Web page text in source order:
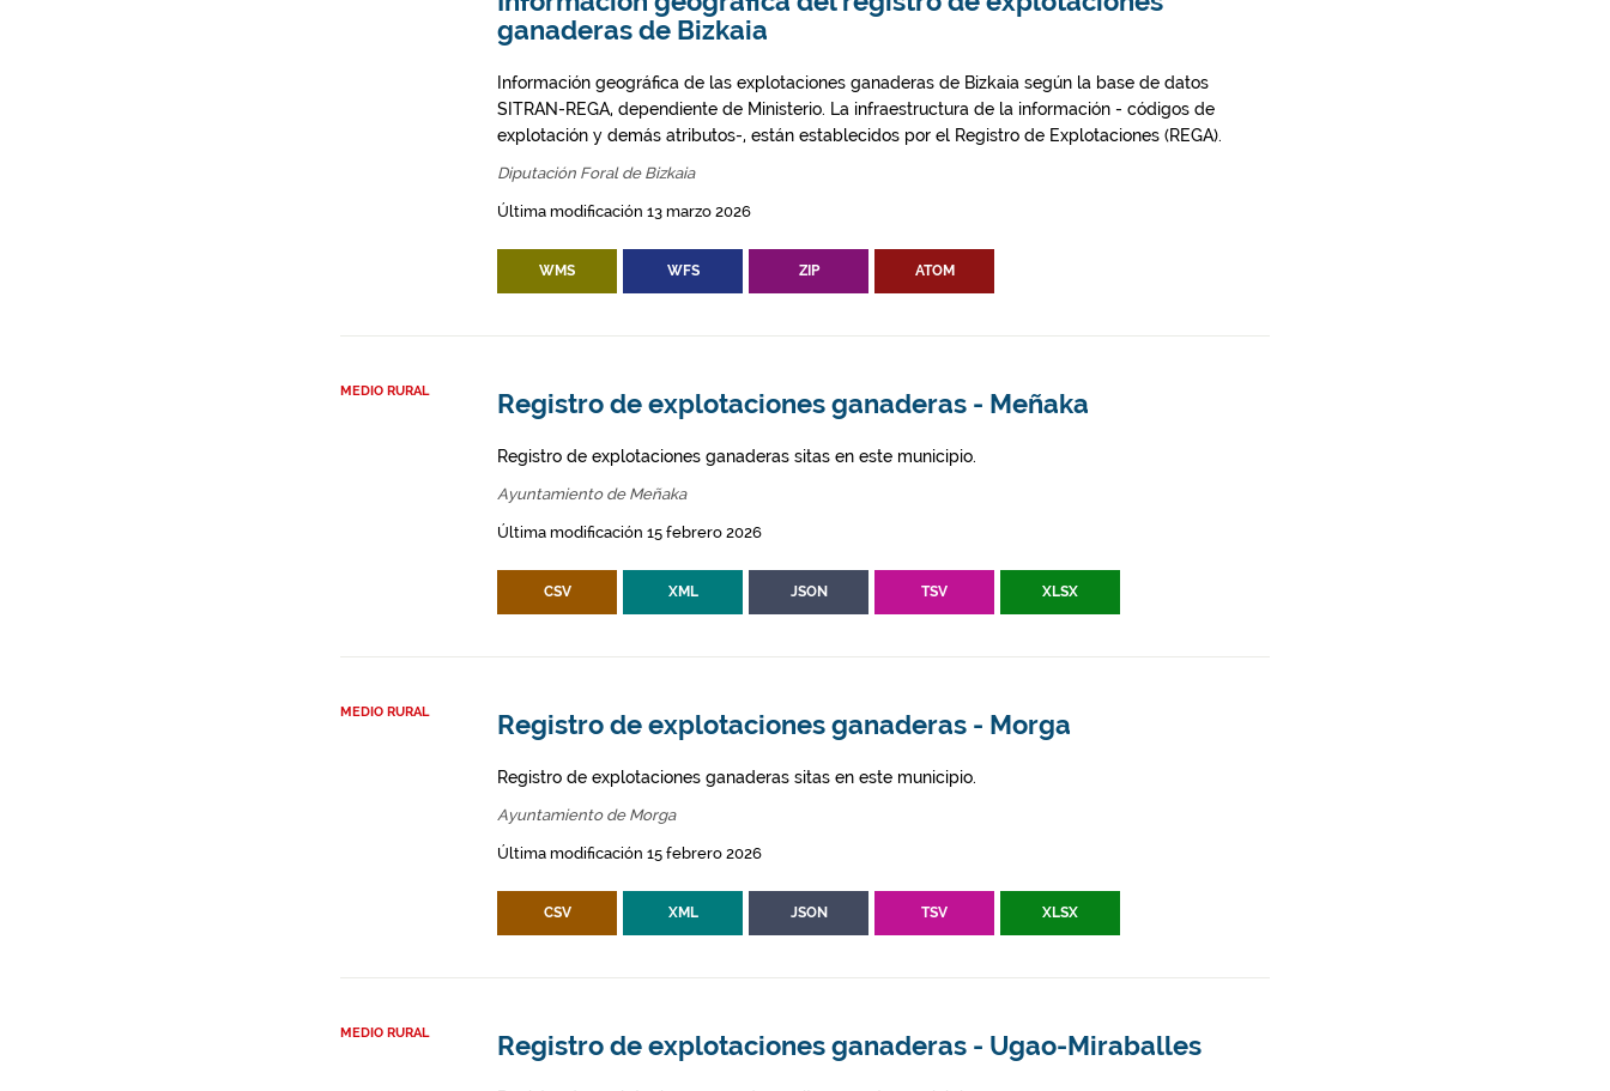
ganaderas de Bizkaia
Información geográfica de las explotaciones ganaderas de Bizkaia según la base de datos
SITRAN-REGA, dependiente de Ministerio. La infraestructura de la información - códigos de
explotación y demás atributos-, están establecidos por el Registro de Explotaciones (REGA).
Diputación Foral de Bizkaia
Última modificación 13 marzo 2026
WMS WFS ZIP ATOM
MEDIO RURAL Registro de explotaciones ganaderas - Meñaka
Registro de explotaciones ganaderas sitas en este municipio.
Ayuntamiento de Meñaka
Última modificación 15 febrero 2026
CSV XML JSON TSV XLSX
MEDIO RURAL Registro de explotaciones ganaderas - Morga
Registro de explotaciones ganaderas sitas en este municipio.
Ayuntamiento de Morga
Última modificación 15 febrero 2026
CSV XML JSON TSV XLSX
MEDIO RURAL Registro de explotaciones ganaderas - Ugao-Miraballes